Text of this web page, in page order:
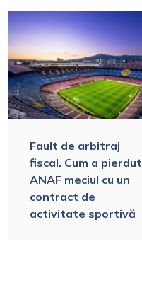
Fault de arbitraj
fiscal. Cum a pierdut
ANAF meciul cu un
contract de
activitate sportivă